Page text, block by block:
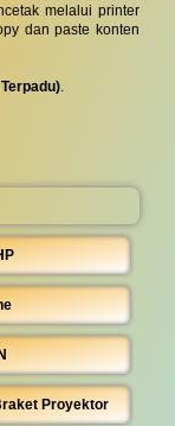
melalui printer
dan paste konten
.
Proyektor